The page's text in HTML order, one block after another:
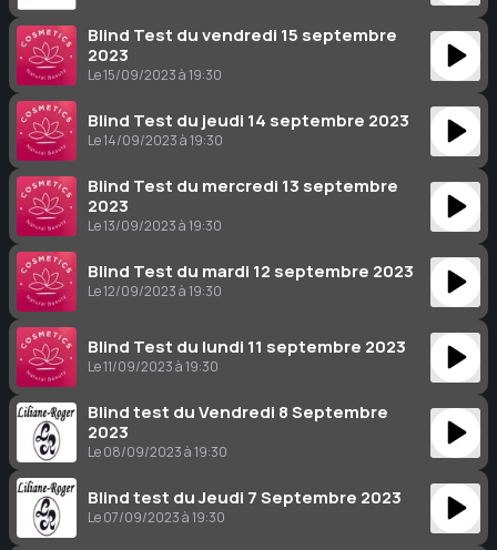
Blind Test du vendredi 15 septembre
2023
Le 15/09/2023 à 19:30
Blind Test du jeudi 14 septembre 2023
Le 14/09/2023 à 19:30
Blind Test du mercredi 13 septembre
2023
Le 13/09/2023 à 19:30
Blind Test du mardi 12 septembre 2023
Le 12/09/2023 à 19:30
Blind Test du lundi 11 septembre 2023
Le 11/09/2023 à 19:30
Blind test du Vendredi 8 Septembre
2023
Le 08/09/2023 à 19:30
Blind test du Jeudi 7 Septembre 2023
Le 07/09/2023 à 19:30